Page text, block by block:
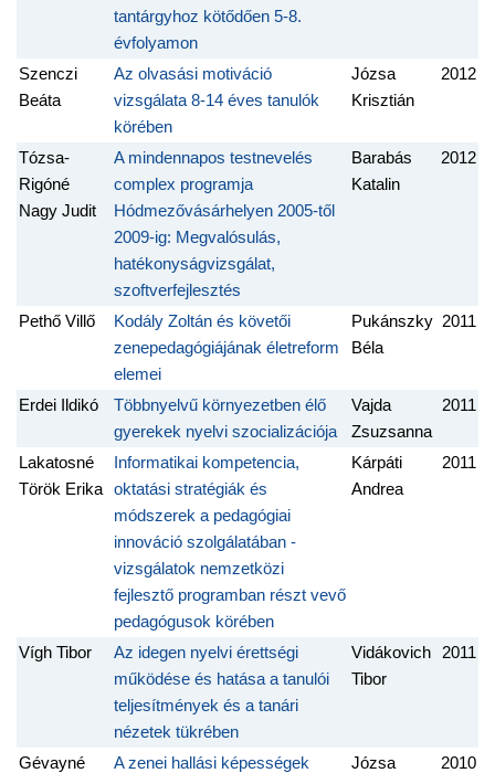
tantárgyhoz kötődően 5-8.
évfolyamon
Szenczi
Beáta
Az olvasási motiváció
vizsgálata 8-14 éves tanulók
körében
Józsa
Krisztián
2012
Tózsa-
Rigóné
Nagy Judit
A mindennapos testnevelés
complex programja
Hódmezővásárhelyen 2005-től
2009-ig: Megvalósulás,
hatékonyságvizsgálat,
szoftverfejlesztés
Barabás
Katalin
2012
Pethő Villő
Kodály Zoltán és követői
zenepedagógiájának életreform
elemei
Pukánszky
Béla
2011
Erdei Ildikó
Többnyelvű környezetben élő
gyerekek nyelvi szocializációja
Vajda
Zsuzsanna
2011
Lakatosné
Török Erika
Informatikai kompetencia,
oktatási stratégiák és
módszerek a pedagógiai
innováció szolgálatában -
vizsgálatok nemzetközi
fejlesztő programban részt vevő
pedagógusok körében
Kárpáti
Andrea
2011
Vígh Tibor
Az idegen nyelvi érettségi
működése és hatása a tanulói
teljesítmények és a tanári
nézetek tükrében
Vidákovich
Tibor
2011
Gévayné
A zenei hallási képességek
Józsa
2010